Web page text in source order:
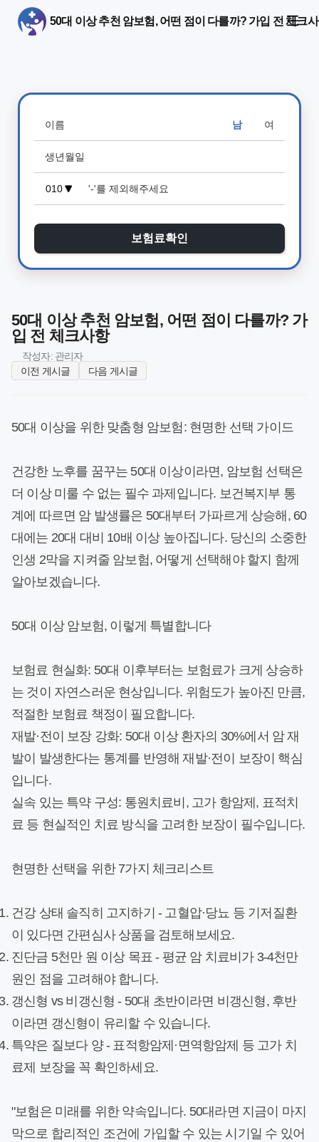
50대 이상 추천 암보험, 어떤 점이 다를까? 가입 전 체크
남 여
보험료확인
50대 이상 추천 암보험, 어떤 점이 다를까? 가
입 전 체크사항
작성자: 관리자
이전 게시글
다음 게시글
50대 이상을 위한 맞춤형 암보험: 현명한 선택 가이드
건강한 노후를 꿈꾸는 50대 이상이라면, 암보험 선택은
더 이상 미룰 수 없는 필수 과제입니다. 보건복지부 통
계에 따르면 암 발생률은 50대부터 가파르게 상승해, 60
대에는 20대 대비 10배 이상 높아집니다. 당신의 소중한
인생 2막을 지켜줄 암보험, 어떻게 선택해야 할지 함께
알아보겠습니다.
50대 이상 암보험, 이렇게 특별합니다
보험료 현실화: 50대 이후부터는 보험료가 크게 상승하
는 것이 자연스러운 현상입니다. 위험도가 높아진 만큼,
적절한 보험료 책정이 필요합니다.
재발·전이 보장 강화: 50대 이상 환자의 30%에서 암 재
발이 발생한다는 통계를 반영해 재발·전이 보장이 핵심
입니다.
실속 있는 특약 구성: 통원치료비, 고가 항암제, 표적치
료 등 현실적인 치료 방식을 고려한 보장이 필수입니다.
현명한 선택을 위한 7가지 체크리스트
건강 상태 솔직히 고지하기 - 고혈압·당뇨 등 기저질환
이 있다면 간편심사 상품을 검토해보세요.
진단금 5천만 원 이상 목표 - 평균 암 치료비가 3-4천만
원인 점을 고려해야 합니다.
갱신형 vs 비갱신형 - 50대 초반이라면 비갱신형, 후반
이라면 갱신형이 유리할 수 있습니다.
특약은 질보다 양- 표적항암제·면역항암제 등 고가 치
료제 보장을 꼭 확인하세요.
"보험은 미래를 위한 약속입니다. 50대라면 지금이 마지
막으로 합리적인 조건에 가입할 수 있는 시기일 수 있어